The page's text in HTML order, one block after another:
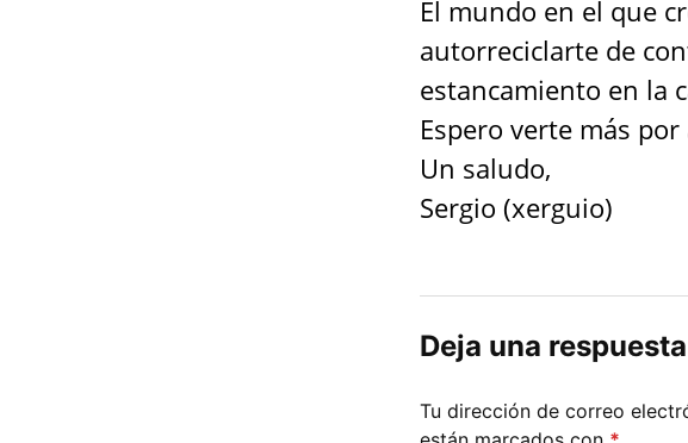
El mundo en el que
autorreciclarte de
estancamiento en la
Espero verte más por
Un saludo,
Sergio (xerguio)
Deja una respuesta
Tu dirección de correo